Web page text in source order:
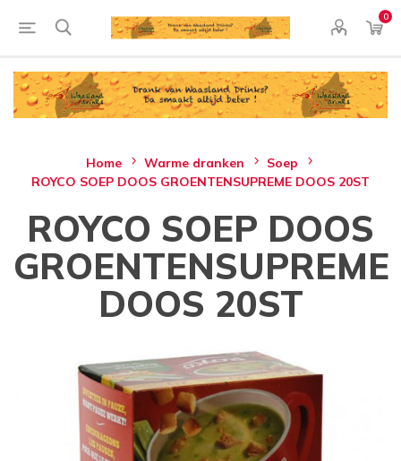
0
Home Warme dranken
Soep
ROYCO SOEP DOOS GROENTENSUPREME DOOS 20ST
ROYCO SOEP DOOS
GROENTENSUPREME
DOOS 20ST